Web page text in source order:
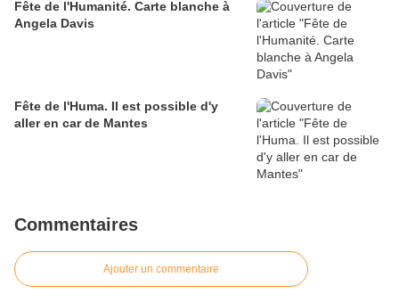
Fête de l'Humanité. Carte blanche à
Angela Davis
Fête de l'Huma. Il est possible d'y
aller en car de Mantes
Commentaires
Ajouter un commentaire